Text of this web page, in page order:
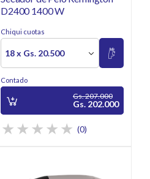
D2400 1400 W
Chiqui cuotas
18 x Gs. 20.500
Contado
Gs. 207.000
Gs. 202.000
(0)